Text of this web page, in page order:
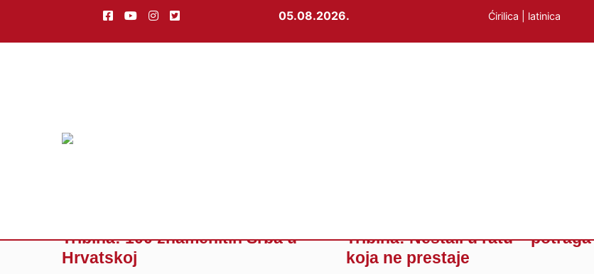
05.08.2026. Ćirilica latinica
Tribina: 100 znamenitih Srba u
Hrvatskoj
Tribina: Nestali u ratu – potraga
koja ne prestaje